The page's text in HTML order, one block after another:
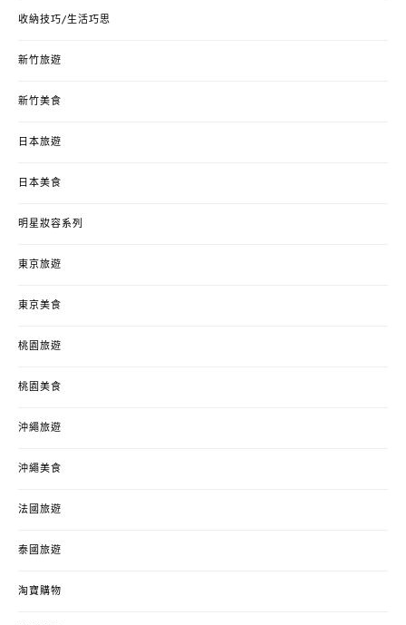
收納技巧/生活巧思
新竹旅遊
新竹美食
日本旅遊
日本美食
明星妝容系列
東京旅遊
東京美食
桃園旅遊
桃園美食
沖繩旅遊
沖繩美食
法國旅遊
泰國旅遊
淘寶購物